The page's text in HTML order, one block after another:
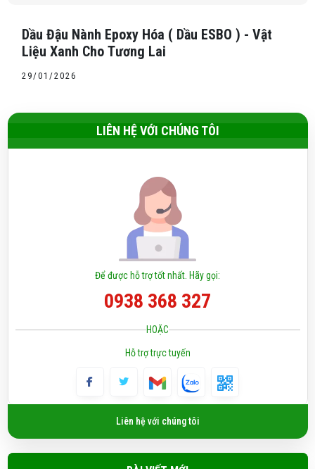
Dầu Đậu Nành Epoxy Hóa ( Dầu ESBO ) - Vật
Liệu Xanh Cho Tương Lai
29/01/2026
LIÊN HỆ VỚI CHÚNG TÔI
Để được hỗ trợ tốt nhất. Hãy gọi:
0938 368 327
HOẶC
Hỗ trợ trực tuyến
Liên hệ với chúng tôi